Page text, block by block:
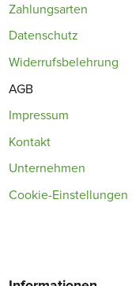
Zahlungsarten
Datenschutz
Widerrufsbelehrung
AGB
Impressum
Kontakt
Unternehmen
Cookie-Einstellungen